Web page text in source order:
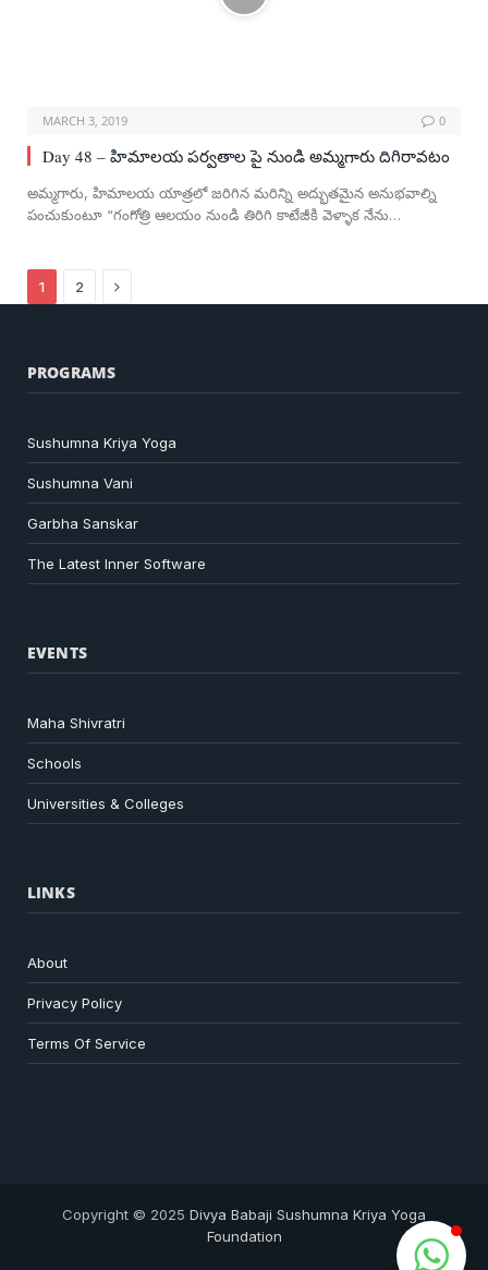
MARCH 3, 2019 0
Day 48 – హిమాలయ పర్వతాల పై నుండి అమ్మగారు దిగిరావటం
అమ్మగారు, హిమాలయ యాత్రలో జరిగిన మరిన్ని అద్భుతమైన అనుభవాల్ని
పంచుకుంటూ “గంగోత్రి ఆలయం నుండి తిరిగి కాటేజీకి వెళ్ళాక నేను…
1 2 Next
PROGRAMS
Sushumna Kriya Yoga
Sushumna Vani
Garbha Sanskar
The Latest Inner Software
EVENTS
Maha Shivratri
Schools
Universities & Colleges
LINKS
About
Privacy Policy
Terms Of Service
Copyright © 2025 Divya Babaji Sushumna Kriya Yoga
Foundation